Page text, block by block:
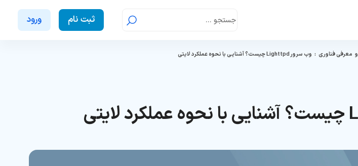
ورود ثبت نام
و معرفی فناوری : وب سرور Lighttpd چیست؟ آشنایی با نحوه عملکرد لایتی